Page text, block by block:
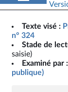
Texte visé :
n° 324
Stade de
saisie)
Examiné par :
publique)